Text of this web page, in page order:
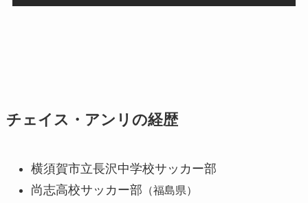
チェイス・アンリの経歴
横須賀市立長沢中学校サッカー部
尚志高校サッカー部 （福島県）